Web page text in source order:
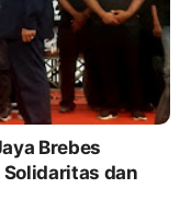
Brebes
dan